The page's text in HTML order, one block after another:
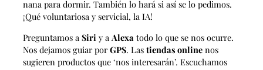
nana para dormir. También lo hará si así se lo pedimos.
¡Qué voluntariosa y servicial, la IA!
Preguntamos a Siri y a Alexa todo lo que se nos ocurre.
Nos dejamos guiar porGPS. Las tiendas onlinenos
sugieren productos que ‘nos interesarán’. Escuchamos